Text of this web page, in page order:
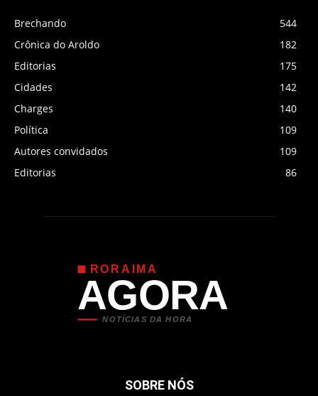
Brechando
544
Crônica do Aroldo
182
Editorias
175
Cidades
142
Charges
140
Política
109
Autores convidados
109
Editorias
86
RORAIMA
AGORA
NOTÍCIAS DA HORA
SOBRE NÓS